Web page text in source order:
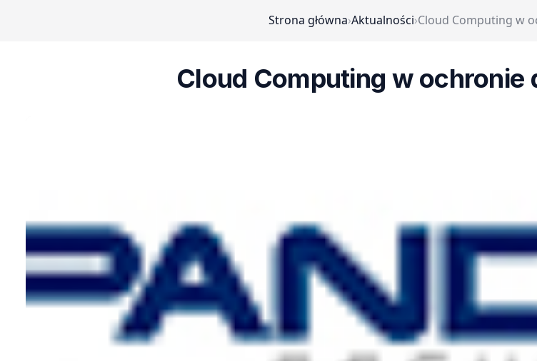
Strona główna›Aktualności›Cloud Computing w
Cloud Computing w ochronie